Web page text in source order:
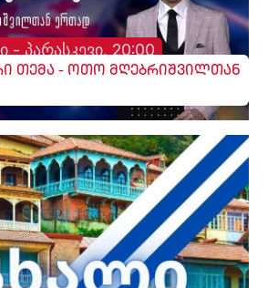
- პარასკევი, 20:00
თემა - ოთო მღებრიშვილთან